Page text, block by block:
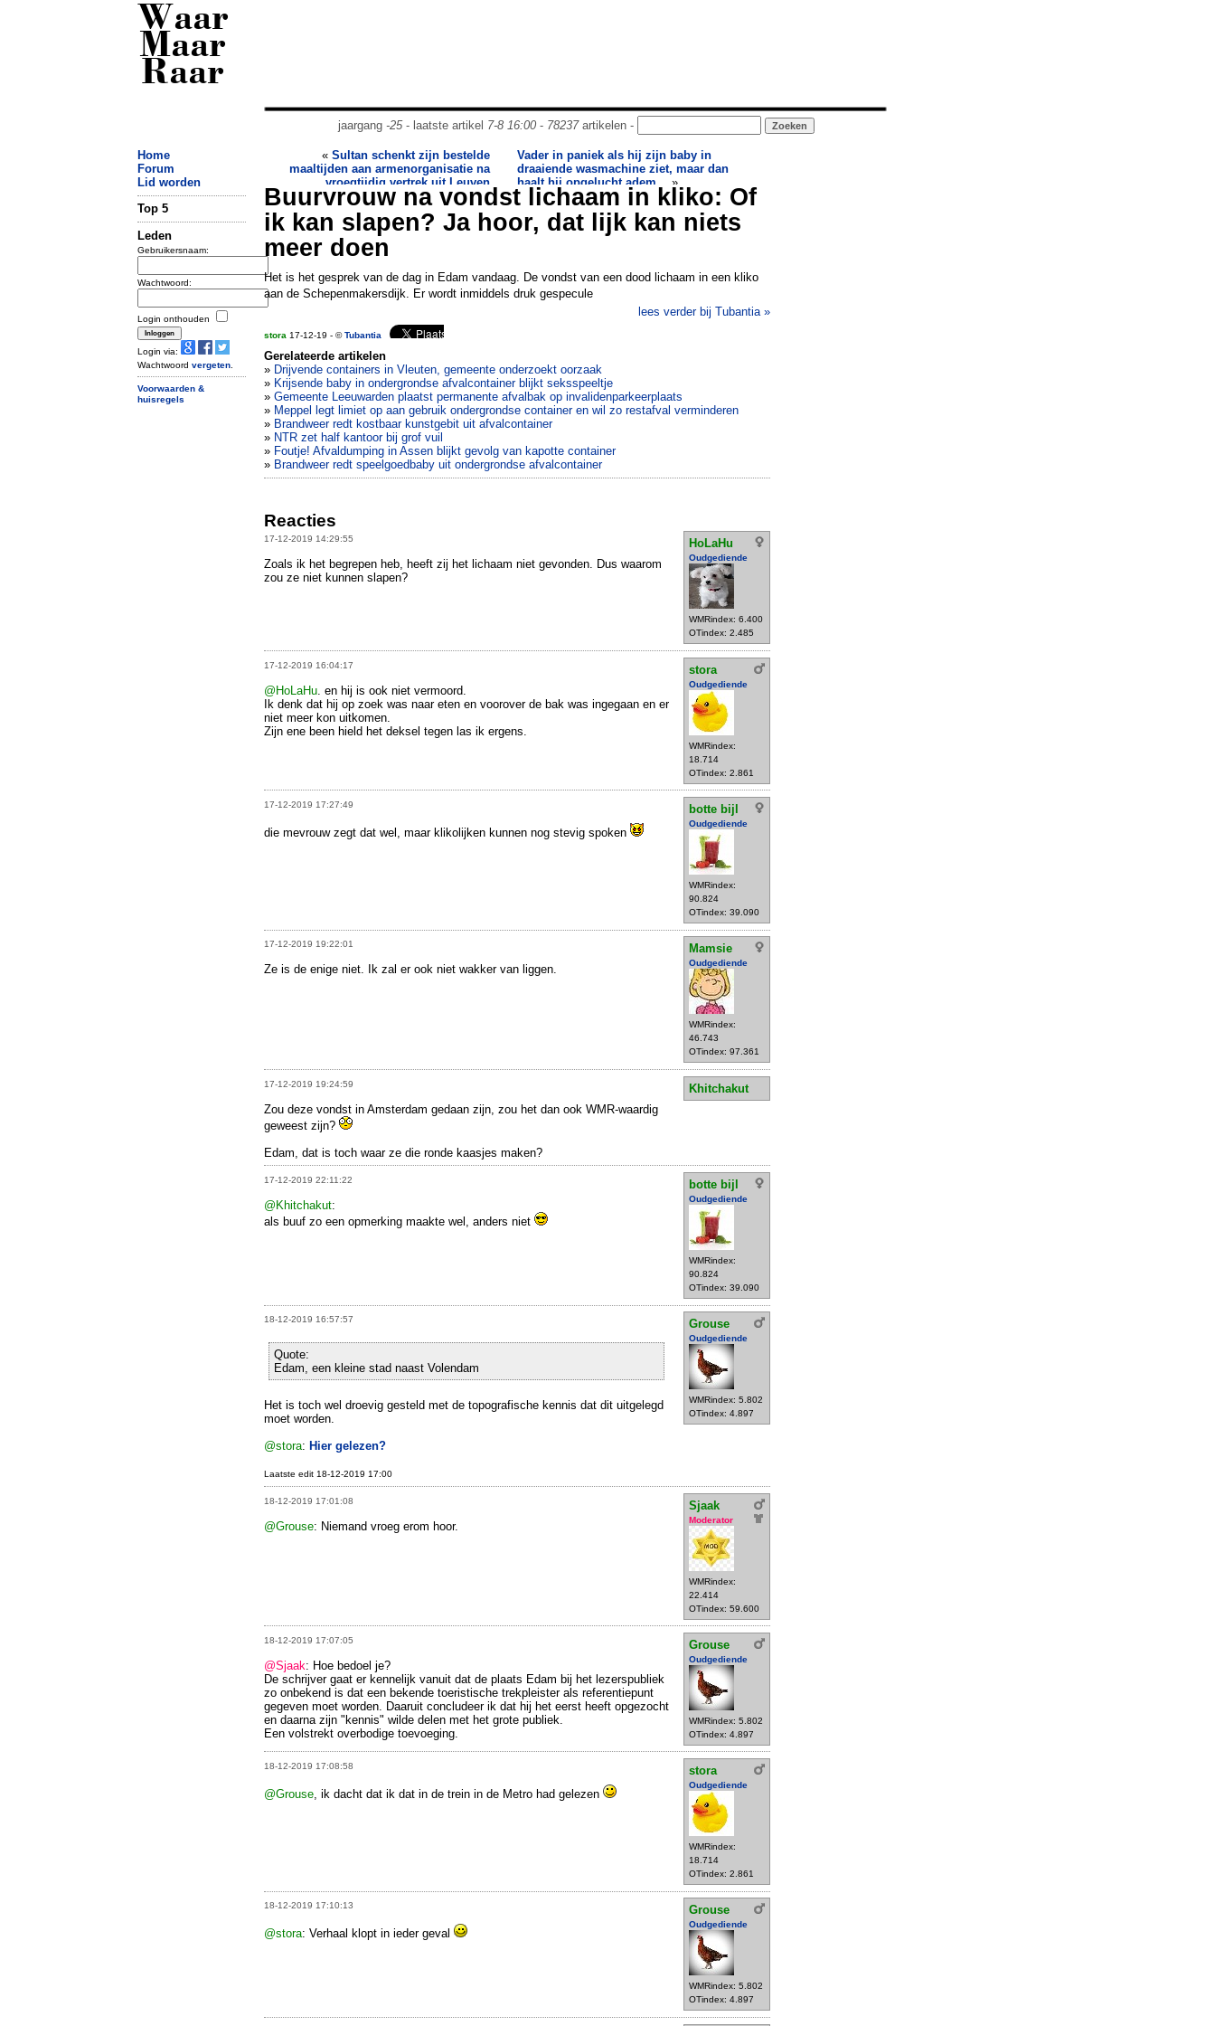
Waar
Maar
Raar
jaargang -25- laatste artikel 7-8 16:00- 78237artikelen -
Home
Forum
Lid worden
Top 5
Leden
Gebruikersnaam:
Wachtwoord:
Login onthouden
Login via:
Wachtwoord vergeten
Voorwaarden &
huisregels
« Sultan schenkt zijn bestelde
maaltijden aan armenorganisatie na
vroegtijdig vertrek uit Leuven
Vader in paniek als hij zijn baby in
draaiende wasmachine ziet, maar dan
haalt hij opgelucht adem… »
Buurvrouw na vondst lichaam in kliko: Of
ik kan slapen? Ja hoor, dat lijk kan niets
meer doen
Het is het gesprek van de dag in Edam vandaag. De vondst van een dood lichaam in een kliko
aan de Schepenmakersdijk. Er wordt inmiddels druk gespecule
lees verder bij Tubantia »
stora 17-12-19 - ©Tubantia
Gerelateerde artikelen
» Drijvende containers in Vleuten, gemeente onderzoekt oorzaak
» Krijsende baby in ondergrondse afvalcontainer blijkt seksspeeltje
» Gemeente Leeuwarden plaatst permanente afvalbak op invalidenparkeerplaats
» Meppel legt limiet op aan gebruik ondergrondse container en wil zo restafval verminderen
» Brandweer redt kostbaar kunstgebit uit afvalcontainer
» NTR zet half kantoor bij grof vuil
» Foutje! Afvaldumping in Assen blijkt gevolg van kapotte container
» Brandweer redt speelgoedbaby uit ondergrondse afvalcontainer
Reacties
17-12-2019 14:29:55 HoLaHu
Oudgediende
WMRindex: 6.400
OTindex: 2.485
Zoals ik het begrepen heb, heeft zij het lichaam niet gevonden. Dus waarom
zou ze niet kunnen slapen?
17-12-2019 16:04:17 stora
Oudgediende
WMRindex:
18.714
OTindex: 2.861
@HoLaHu . en hij is ook niet vermoord.
Ik denk dat hij op zoek was naar eten en voorover de bak was ingegaan en er
niet meer kon uitkomen.
Zijn ene been hield het deksel tegen las ik ergens.
17-12-2019 17:27:49 botte bijl
Oudgediende
WMRindex:
90.824
OTindex: 39.090
die mevrouw zegt dat wel, maar klikolijken kunnen nog stevig spoken
17-12-2019 19:22:01 Mamsie
Oudgediende
WMRindex:
46.743
OTindex: 97.361
Ze is de enige niet. Ik zal er ook niet wakker van liggen.
17-12-2019 19:24:59
Khitchakut
Zou deze vondst in Amsterdam gedaan zijn, zou het dan ook WMR-waardig
geweest zijn?
Edam, dat is toch waar ze die ronde kaasjes maken?
17-12-2019 22:11:22 botte bijl
Oudgediende
WMRindex:
90.824
OTindex: 39.090
@Khitchakut:
als buuf zo een opmerking maakte wel, anders niet
18-12-2019 16:57:57 Grouse
Oudgediende
WMRindex: 5.802
OTindex: 4.897
Quote:
Edam, een kleine stad naast Volendam
Het is toch wel droevig gesteld met de topografische kennis dat dit uitgelegd
moet worden.
@stora: Hier gelezen?
Laatste edit 18-12-2019 17:00
18-12-2019 17:01:08 Sjaak
Moderator
WMRindex:
22.414
OTindex: 59.600
@Grouse: Niemand vroeg erom hoor.
18-12-2019 17:07:05 Grouse
Oudgediende
WMRindex: 5.802
OTindex: 4.897
@Sjaak: Hoe bedoel je?
De schrijver gaat er kennelijk vanuit dat de plaats Edam bij het lezerspubliek
zo onbekend is dat een bekende toeristische trekpleister als referentiepunt
gegeven moet worden. Daaruit concludeer ik dat hij het eerst heeft opgezocht
en daarna zijn "kennis" wilde delen met het grote publiek.
Een volstrekt overbodige toevoeging.
18-12-2019 17:08:58 stora
Oudgediende
WMRindex:
18.714
OTindex: 2.861
@Grouse, ik dacht dat ik dat in de trein in de Metro had gelezen
18-12-2019 17:10:13 Grouse
Oudgediende
WMRindex: 5.802
OTindex: 4.897
@stora: Verhaal klopt in ieder geval